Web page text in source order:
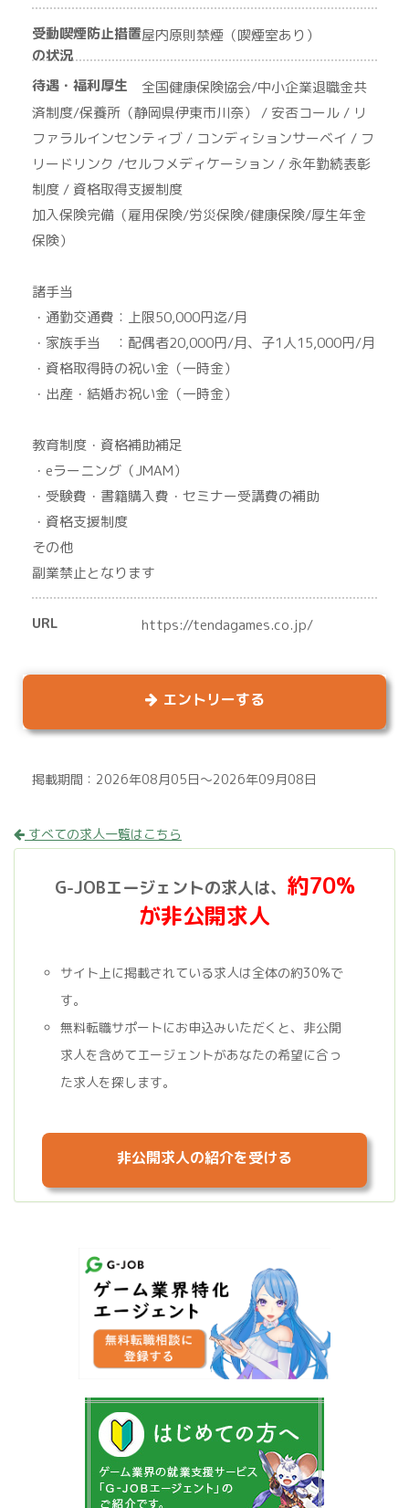
受動喫煙防止措置
の状況
屋内原則禁煙（喫煙室あり）
待遇・福利厚生
全国健康保険協会/中小企業退職金共
済制度/保養所（静岡県伊東市川奈） / 安否コール / リ
ファラルインセンティブ / コンディションサーベイ / フ
リードリンク /セルフメディケーション / 永年勤続表彰
制度 / 資格取得支援制度
加入保険完備（雇用保険/労災保険/健康保険/厚生年金
保険）
諸手当
・通勤交通費：上限50,000円迄/月
・家族手当 ：配偶者20,000円/月、子1人15,000円/月
・資格取得時の祝い金（一時金）
・出産・結婚お祝い金（一時金）
教育制度・資格補助補足
・eラーニング（JMAM）
・受験費・書籍購入費・セミナー受講費の補助
・資格支援制度
その他
副業禁止となります
URL https://tendagames.co.jp/
エントリーする
掲載期間：2026年08月05日～2026年09月08日
すべての求人一覧はこちら
G-JOBエージェントの求人は、 約70%
が非公開求人
サイト上に掲載されている求人は全体の約30%で
す。
無料転職サポートにお申込みいただくと、非公開
求人を含めてエージェントがあなたの希望に合っ
た求人を探します。
非公開求人の紹介を受ける